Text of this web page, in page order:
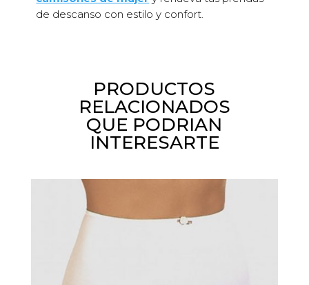
de descanso con estilo y confort.
PRODUCTOS
RELACIONADOS
QUE PODRIAN
INTERESARTE